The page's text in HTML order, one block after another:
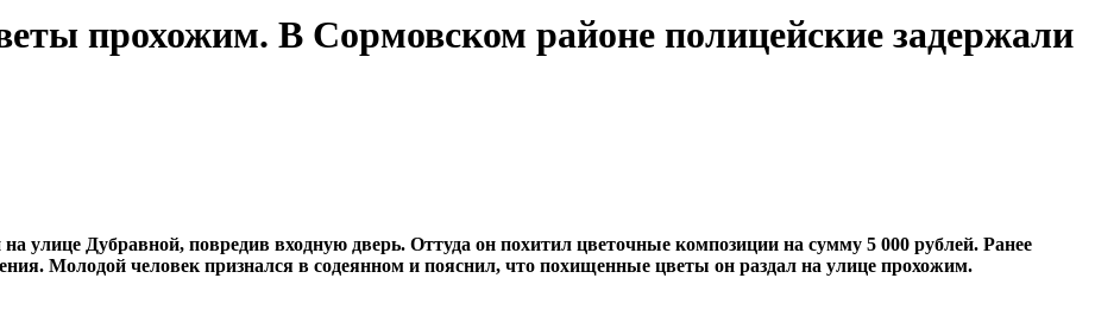
прохожим. В Сормовском районе полицейские задержали
улице Дубравной, повредив входную дверь. Оттуда он похитил цветочные композиции на сумму 5 000 рублей. Ранее
Молодой человек признался в содеянном и пояснил, что похищенные цветы он раздал на улице прохожим.